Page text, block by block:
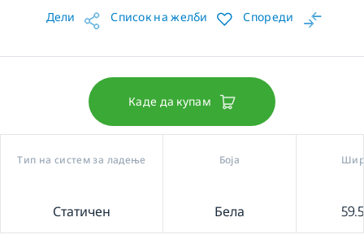
Дели Список на желби Спореди
Каде да купам
Тип на систем за ладење
Статичен
Боја
Бела